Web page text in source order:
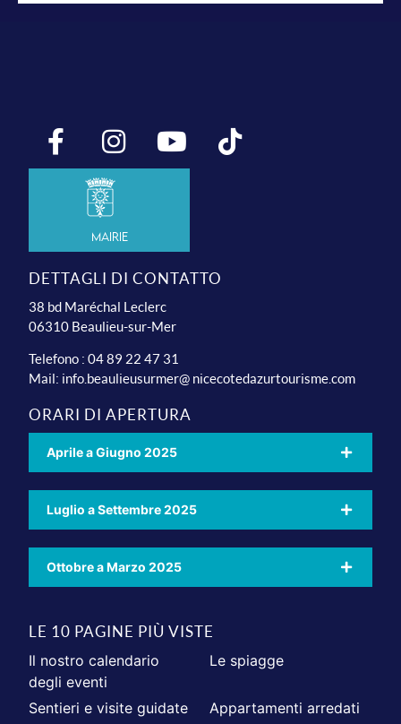
Mairie
DETTAGLI DI CONTATTO
38 bd Maréchal Leclerc
06310 Beaulieu-sur-Mer
Telefono : 04 89 22 47 31
Mail: info.beaulieusurmer@ nicecotedazurtourisme.com
ORARI DI APERTURA
Aprile a Giugno 2025
Luglio a Settembre 2025
Ottobre a Marzo 2025
LE 10 PAGINE PIÙ VISTE
Il nostro calendario
degli eventi
Le spiagge
Sentieri e visite guidate
Appartamenti arredati